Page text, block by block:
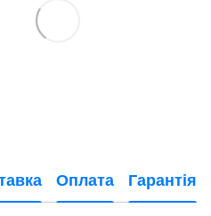
Оплата Гарантія